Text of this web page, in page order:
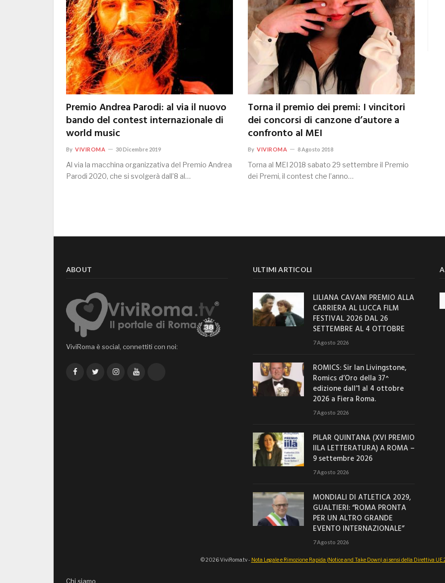
Premio Andrea Parodi: al via il nuovo
bando del contest internazionale di
world music
By VIVIROMA 30 Dicembre 2019
Al via la macchina organizzativa del Premio Andrea
Parodi 2020, che si svolgerà dall’8 al…
Torna il premio dei premi: I vincitori
dei concorsi di canzone d’autore a
confronto al MEI
By VIVIROMA 8 Agosto 2018
Torna al MEI 2018 sabato 29 settembre il Premio
dei Premi, il contest che l’anno…
ABOUT
ViviRoma è social, connettiti con noi:
FacebookTwitterInstagramYouTube
ULTIMI ARTICOLI
LILIANA CAVANI PREMIO ALLA
CARRIERA AL LUCCA FILM
FESTIVAL 2026 DAL 26
SETTEMBRE AL 4 OTTOBRE
7 Agosto 2026
ROMICS: Sir Ian Livingstone,
Romics d’Oro della 37^
edizione dall’1 al 4 ottobre
2026 a Fiera Roma.
7 Agosto 2026
PILAR QUINTANA (XVI PREMIO
IILA LETTERATURA) A ROMA –
9 settembre 2026
7 Agosto 2026
MONDIALI DI ATLETICA 2029,
GUALTIERI: “ROMA PRONTA
PER UN ALTRO GRANDE
EVENTO INTERNAZIONALE”
7 Agosto 2026
© 2026 ViviRoma.tv - Nota Legale e Rimozione Rapida (Notice and Take Down) ai sensi della Direttiva
Chi siamo